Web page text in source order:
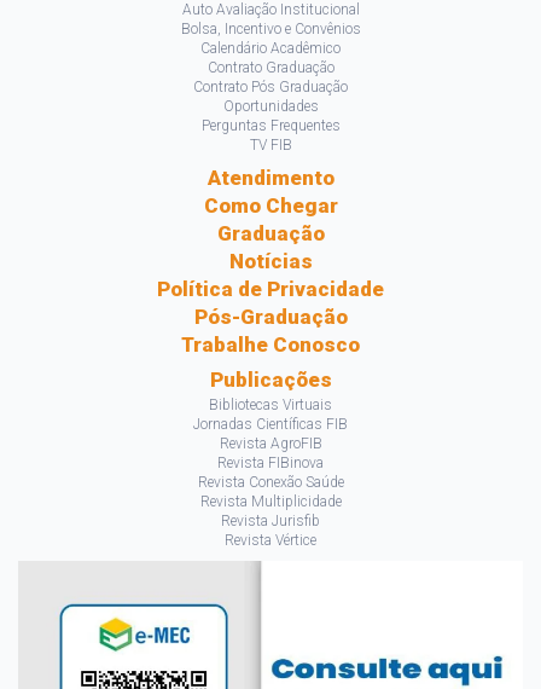
Auto Avaliação Institucional
Bolsa, Incentivo e Convênios
Calendário Acadêmico
Contrato Graduação
Contrato Pós Graduação
Oportunidades
Perguntas Frequentes
TV FIB
Atendimento
Como Chegar
Graduação
Notícias
Política de Privacidade
Pós-Graduação
Trabalhe Conosco
Publicações
Bibliotecas Virtuais
Jornadas Científicas FIB
Revista AgroFIB
Revista FIBinova
Revista Conexão Saúde
Revista Multiplicidade
Revista Jurisfib
Revista Vértice